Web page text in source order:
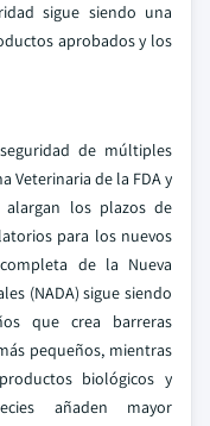
sigue siendo una
aprobados y los
de múltiples
Veterinaria de la FDA y
alargan los plazos de
para los nuevos
de la Nueva
(NADA) sigue siendo
que crea barreras
pequeños, mientras
biológicos y
añaden mayor